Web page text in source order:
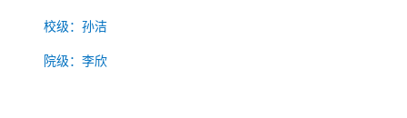
校级： 孙洁
院级： 李欣